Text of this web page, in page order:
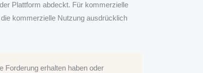
Plattform abdeckt. Für kommerzielle
kommerzielle Nutzung ausdrücklich
Forderung erhalten haben oder